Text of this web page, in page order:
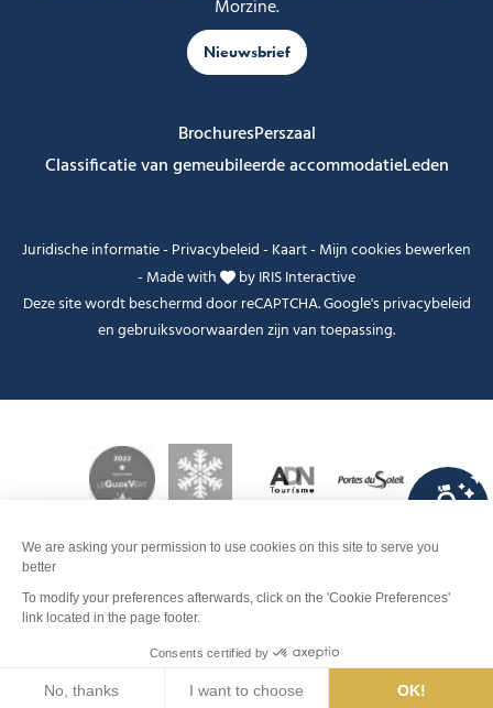
Zoeken Webcams Info pistes Interactieve
Contact Boek
Morzine.
Nieuwsbrief
BrochuresPerszaal
Classificatie van gemeubileerde accommodatieLeden
Juridische informatie- Privacybeleid- Kaart- Mijn cookies bewerken
- Made with byIRIS Interactive
Deze site wordt beschermd door reCAPTCHA. Google'sprivacybeleid
engebruiksvoorwaardenzijn van toepassing.
Je peux t'aider ?